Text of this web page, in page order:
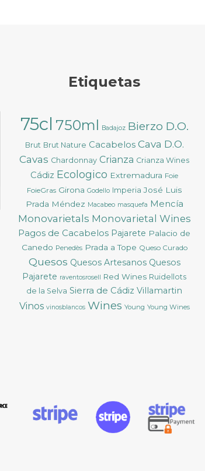
Etiquetas
75cl 750ml Badajoz Bierzo D.O.
Brut Brut Nature Cacabelos Cava D.O.
Cavas Chardonnay Crianza Crianza Wines
Cádiz Ecologico Extremadura Foie
FoieGras Girona Godello Imperia José Luis
Prada Méndez Macabeo masquefa Mencía
Monovarietals Monovarietal Wines
Pagos de Cacabelos Pajarete Palacio de
Canedo Penedès Prada a Tope Queso Curado
Quesos Quesos Artesanos Quesos
Pajarete raventosrosell Red Wines Ruidellots
de la Selva Sierra de Cádiz Villamartin
Vinos vinosblancos Wines Young Young Wines